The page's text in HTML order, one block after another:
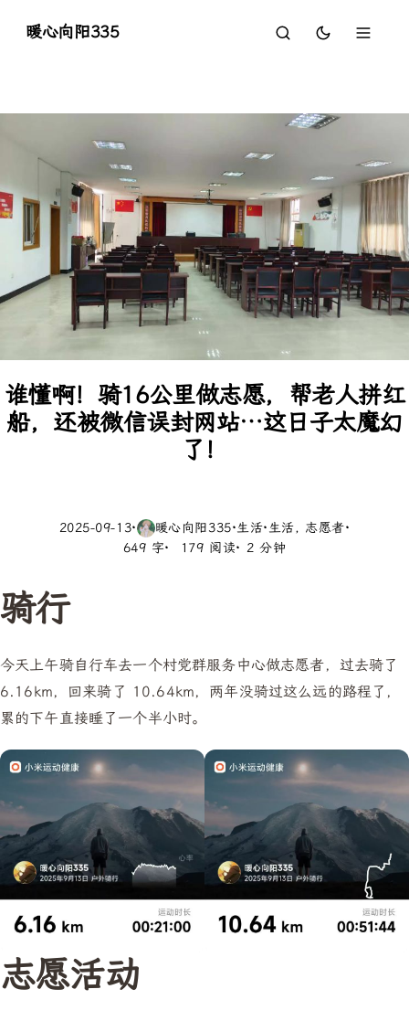
暖心向阳335
谁懂啊！骑16公里做志愿，帮老人拼红
船，还被微信误封网站…这日子太魔幻
了！
2025-09-13· 暖心向阳335·生活·生活 志愿者·
649 字
179 阅读 2 分钟
骑行
今天上午骑自行车去一个村党群服务中心做志愿者，过去骑了
6.16km，回来骑了 10.64km，两年没骑过这么远的路程了，
累的下午直接睡了一个半小时。
志愿活动